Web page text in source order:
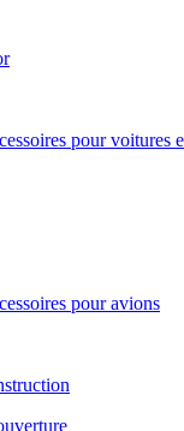
pour voitures
pour avions